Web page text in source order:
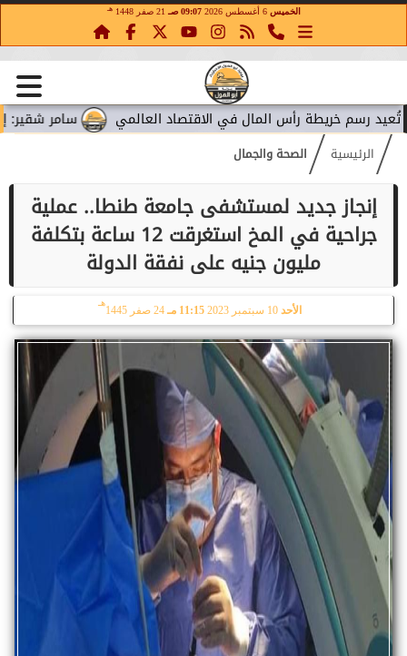
الخميس 6 أغسطس 2026 09:07 صـ 21 صفر 1448 هـ
سامر شقير: إنفاق خريطة رأس المال في الاقتصاد العالمي
الرئيسية الصحة والجمال
إنجاز جديد لمستشفى جامعة طنطا.. عملية
جراحية في المخ استغرقت 12 ساعة بتكلفة
مليون جنيه على نفقة الدولة
الأحد 11:15 مـ 24 صفر 1445
هـ